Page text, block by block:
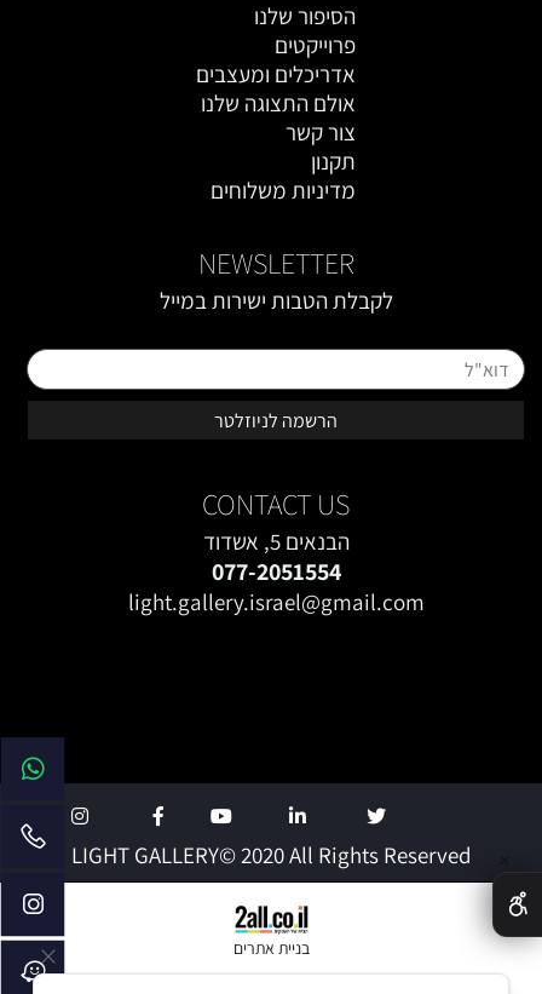
הסיפור שלנו
פרוייקטים
אדריכלים ומעצבים
אולם התצוגה שלנו
צור קשר
תקנון
מדיניות משלוחים
NEWSLETTER
לקבלת הטבות ישירות במייל
CONTACT US
הבנאים 5, אשדוד
077-2051554
light.gallery.israel@gmail.com
LIGHT GALLERY© 2020 All Rights Reserved
בניית אתרים